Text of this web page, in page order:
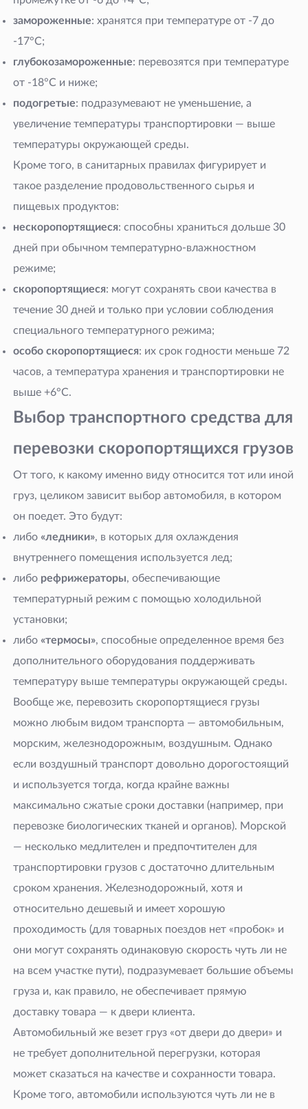
замороженные: хранятся при температуре от -7 до
-17°C;
глубокозамороженные: перевозятся при температуре
от -18°C и ниже;
подогретые: подразумевают не уменьшение, а
увеличение температуры транспортировки — выше
температуры окружающей среды.
Кроме того, в санитарных правилах фигурирует и
такое разделение продовольственного сырья и
пищевых продуктов:
нескоропортящиеся: способны храниться дольше 30
дней при обычном температурно-влажностном
режиме;
скоропортящиеся: могут сохранять свои качества в
течение 30 дней и только при условии соблюдения
специального температурного режима;
особо скоропортящиеся: их срок годности меньше 72
часов, а температура хранения и транспортировки не
выше +6°C.
Выбор транспортного средства для
перевозки скоропортящихся грузов
От того, к какому именно виду относится тот или иной
груз, целиком зависит выбор автомобиля, в котором
он поедет. Это будут:
либо «ледники», в которых для охлаждения
внутреннего помещения используется лед;
либо рефрижераторы, обеспечивающие
температурный режим с помощью холодильной
установки;
либо «термосы», способные определенное время без
дополнительного оборудования поддерживать
температуру выше температуры окружающей среды.
Вообще же, перевозить скоропортящиеся грузы
можно любым видом транспорта — автомобильным,
морским, железнодорожным, воздушным. Однако
если воздушный транспорт довольно дорогостоящий
и используется тогда, когда крайне важны
максимально сжатые сроки доставки (например, при
перевозке биологических тканей и органов). Морской
— несколько медлителен и предпочтителен для
транспортировки грузов с достаточно длительным
сроком хранения. Железнодорожный, хотя и
относительно дешевый и имеет хорошую
проходимость (для товарных поездов нет «пробок» и
они могут сохранять одинаковую скорость чуть ли не
на всем участке пути), подразумевает большие объемы
груза и, как правило, не обеспечивает прямую
доставку товара — к двери клиента.
Автомобильный же везет груз «от двери до двери» и
не требует дополнительной перегрузки, которая
может сказаться на качестве и сохранности товара.
Кроме того, автомобили используются чуть ли не в